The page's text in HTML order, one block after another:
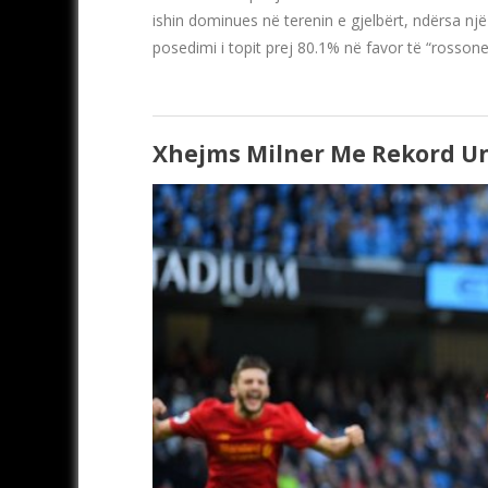
ishin dominues në terenin e gjelbërt, ndërsa
posedimi i topit prej 80.1% në favor të
Xhejms Milner Me Rekord